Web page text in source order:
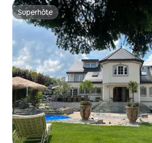
Superhôte
Superhôte